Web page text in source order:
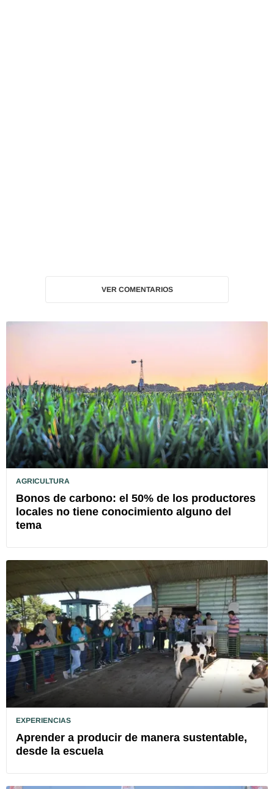
VER COMENTARIOS
AGRICULTURA
Bonos de carbono: el 50% de los productores
locales no tiene conocimiento alguno del
tema
EXPERIENCIAS
Aprender a producir de manera sustentable,
desde la escuela